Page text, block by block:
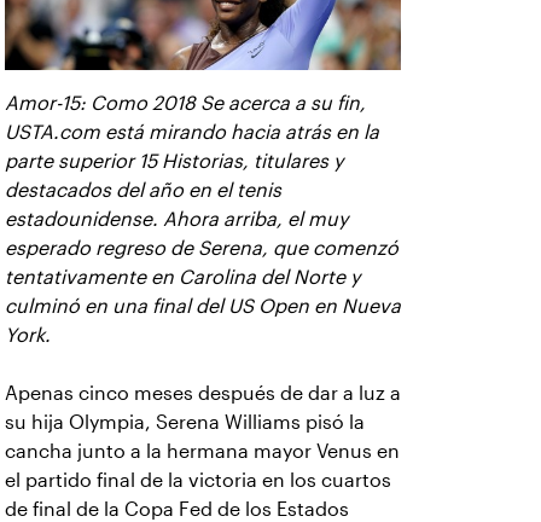
Amor-15: Como 2018 Se acerca a su fin,
USTA.com está mirando hacia atrás en la
parte superior 15 Historias, titulares y
destacados del año en el tenis
estadounidense. Ahora arriba, el muy
esperado regreso de Serena, que comenzó
tentativamente en Carolina del Norte y
culminó en una final del US Open en Nueva
York.
Apenas cinco meses después de dar a luz a
su hija Olympia, Serena Williams pisó la
cancha junto a la hermana mayor Venus en
el partido final de la victoria en los cuartos
de final de la Copa Fed de los Estados